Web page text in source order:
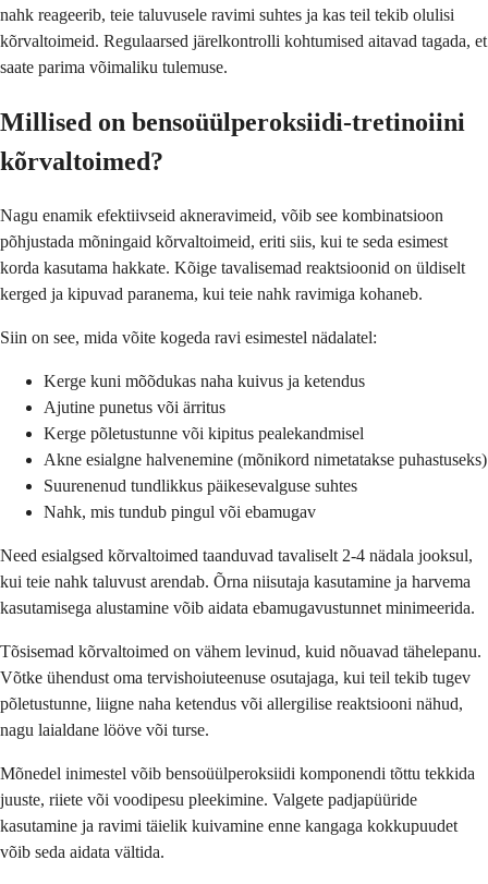
nahk reageerib, teie taluvusele ravimi suhtes ja kas teil tekib olulisi
kõrvaltoimeid. Regulaarsed järelkontrolli kohtumised aitavad tagada, et
saate parima võimaliku tulemuse.
Millised on bensoüülperoksiidi-tretinoiini
kõrvaltoimed?
Nagu enamik efektiivseid akneravimeid, võib see kombinatsioon
põhjustada mõningaid kõrvaltoimeid, eriti siis, kui te seda esimest
korda kasutama hakkate. Kõige tavalisemad reaktsioonid on üldiselt
kerged ja kipuvad paranema, kui teie nahk ravimiga kohaneb.
Siin on see, mida võite kogeda ravi esimestel nädalatel:
Kerge kuni mõõdukas naha kuivus ja ketendus
Ajutine punetus või ärritus
Kerge põletustunne või kipitus pealekandmisel
Akne esialgne halvenemine (mõnikord nimetatakse puhastuseks)
Suurenenud tundlikkus päikesevalguse suhtes
Nahk, mis tundub pingul või ebamugav
Need esialgsed kõrvaltoimed taanduvad tavaliselt 2-4 nädala jooksul,
kui teie nahk taluvust arendab. Õrna niisutaja kasutamine ja harvema
kasutamisega alustamine võib aidata ebamugavustunnet minimeerida.
Tõsisemad kõrvaltoimed on vähem levinud, kuid nõuavad tähelepanu.
Võtke ühendust oma tervishoiuteenuse osutajaga, kui teil tekib tugev
põletustunne, liigne naha ketendus või allergilise reaktsiooni nähud,
nagu laialdane lööve või turse.
Mõnedel inimestel võib bensoüülperoksiidi komponendi tõttu tekkida
juuste, riiete või voodipesu pleekimine. Valgete padjapüüride
kasutamine ja ravimi täielik kuivamine enne kangaga kokkupuudet
võib seda aidata vältida.